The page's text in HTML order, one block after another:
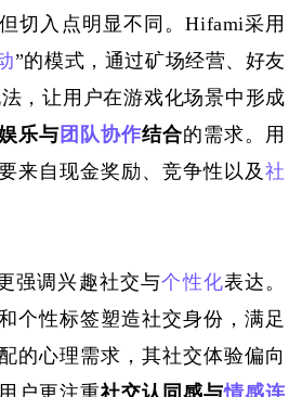
但切入点明显不同。Hifami采用
”的模式，通过矿场经营、好友
，让用户在游戏化场景中形成
乐与 团队协作结合的需求。用
来自现金奖励、竞争性以及社
强调兴趣社交与个性化表达。
个性标签塑造社交身份，满足
的心理需求，其社交体验偏向